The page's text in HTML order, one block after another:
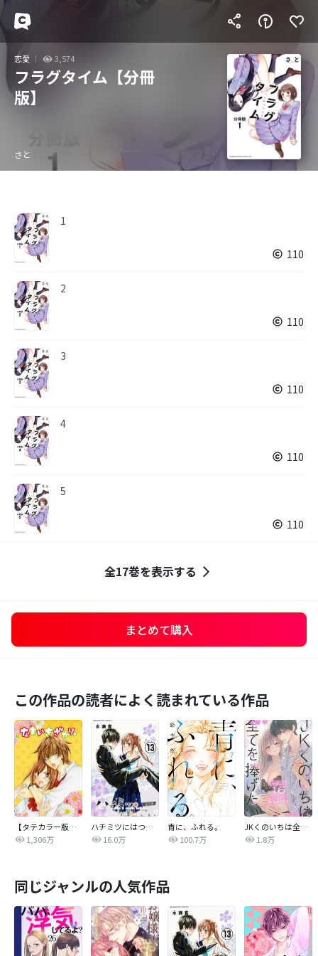
恋愛 3,574
フラグタイム【分冊
版】
さと
1
110
2
110
3
110
4
110
5
110
全17巻を表示する
まとめて購入
この作品の読者によく読まれている作品
【タテカラー版】なまいきざかり。
1,306万
ハチミツにはつこい
16.0万
青に、ふれる。
100.7万
JKくのいちは全てを捧げたい
1.8万
同じジャンルの人気作品